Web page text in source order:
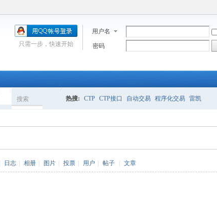
用户名
密码
只需一步，快速开始
搜索 热搜: CTP CTP接口 自动交易 程序化交易 雷凯
日志 相册 图片 投票 用户 帖子 文章